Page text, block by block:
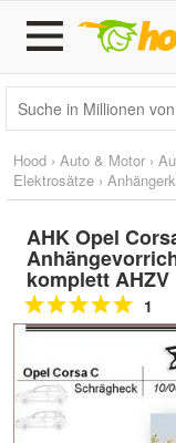
Hood › Auto & Motor ›
Elektrosätze ›
AHK Opel
komplett AHZV
1